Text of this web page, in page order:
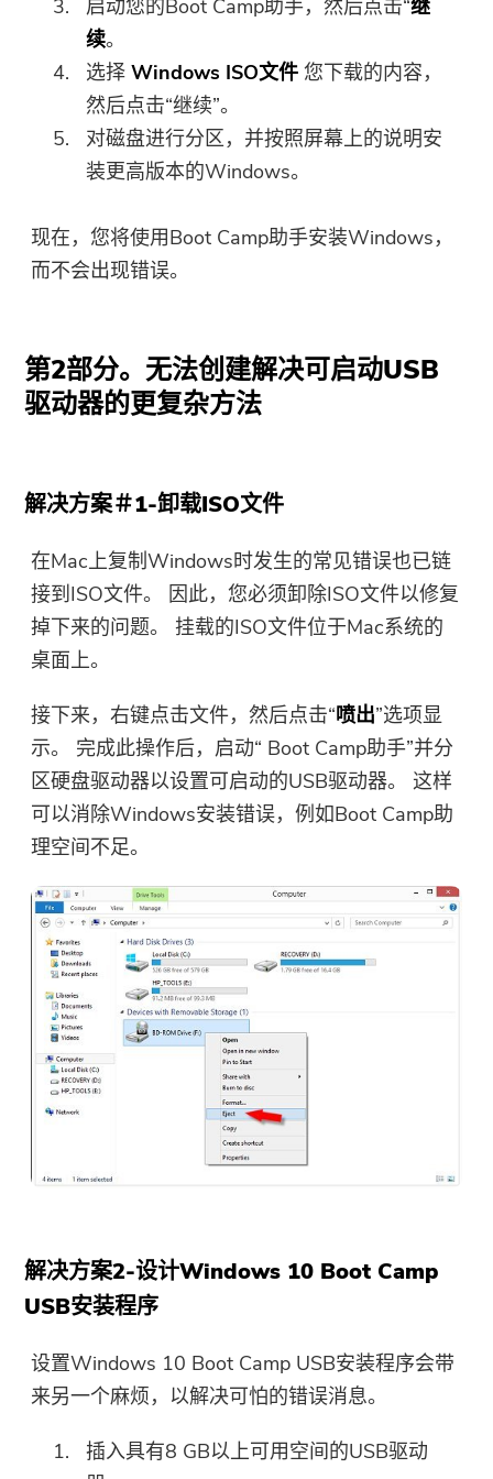
启动您的Boot Camp助手，然后点击“继
续。
选择Windows ISO文件 您下载的内容，
然后点击“继续”。
对磁盘进行分区，并按照屏幕上的说明安
装更高版本的Windows。
现在，您将使用Boot Camp助手安装Windows，
而不会出现错误。
第2部分。无法创建解决可启动USB
驱动器的更复杂方法
解决方案＃1-卸载ISO文件
在Mac上复制Windows时发生的常见错误也已链
接到ISO文件。 因此，您必须卸除ISO文件以修复
掉下来的问题。 挂载的ISO文件位于Mac系统的
桌面上。
接下来，右键点击文件，然后点击“喷出”选项显
示。 完成此操作后，启动“ Boot Camp助手”并分
区硬盘驱动器以设置可启动的USB驱动器。 这样
可以消除Windows安装错误，例如Boot Camp助
理空间不足。
解决方案2-设计Windows 10 Boot Camp
USB安装程序
设置Windows 10 Boot Camp USB安装程序会带
来另一个麻烦，以解决可怕的错误消息。
插入具有8 GB以上可用空间的USB驱动